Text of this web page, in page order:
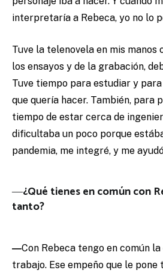
interpretaría a Rebeca, yo no lo
Tuve la telenovela en mis manos
los ensayos y de la grabación,
Tuve tiempo para estudiar y
que quería hacer. También, para
tiempo de estar cerca de
dificultaba un poco porque
pandemia, me integré, y me
―¿Qué tienes en común con
tanto?
―Con Rebeca tengo en común
trabajo. Ese empeño que le pone